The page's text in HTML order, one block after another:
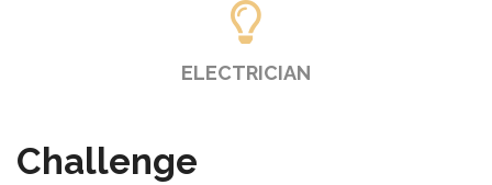
ELECTRICIAN
Challenge